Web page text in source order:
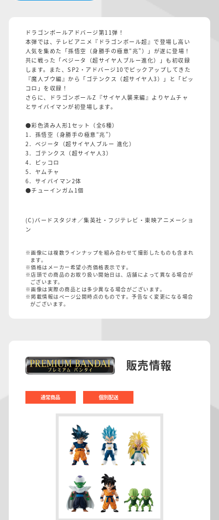
ドラゴンボールアドバージ第11弾！
本弾では、テレビアニメ『ドラゴンボール超』で登場し高い
人気を集めた「孫悟空（身勝手の極意“兆”）」が遂に登場！
共に戦った「ベジータ（超サイヤ人ブルー進化）」も初収録
します。また、SP2・アドバージ10でピックアップしてきた
『魔人ブウ編』から「ゴテンクス（超サイヤ人3）」と「ピッ
コロ」を収録！
さらに、ドラゴンボールZ『サイヤ人襲来編』よりヤムチャ
とサイバイマンが初登場します。
●彩色済み人形1セット（全6種）
1．孫悟空（身勝手の極意“兆”）
2．ベジータ（超サイヤ人ブルー 進化）
3．ゴテンクス（超サイヤ人3）
4．ピッコロ
5．ヤムチャ
6．サイバイマン2体
●チューインガム1個
(C)バードスタジオ／集英社・フジテレビ・東映アニメーショ
ン
※画像には複数ラインナップを組み合わせて撮影したものも含まれ
ます。
※価格はメーカー希望小売価格表示です。
※店頭での商品のお取り扱い開始日は、店舗によって異なる場合が
ございます。
※画像は実際の商品とは多少異なる場合がございます。
※掲載情報はページ公開時点のものです。予告なく変更になる場合
がございます。
販売情報
通常商品 個別配送